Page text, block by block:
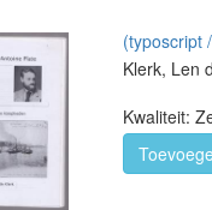
(typoscript
Klerk, Len
Kwaliteit: